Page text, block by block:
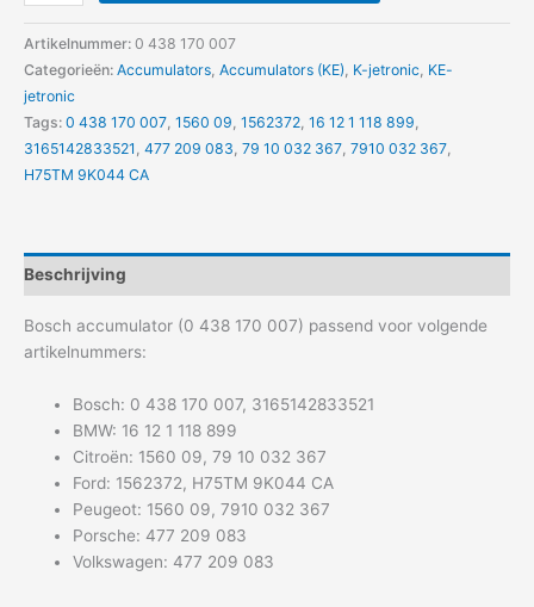
Artikelnummer: 0 438 170 007
Categorieën: Accumulators Accumulators (KE) K-jetronic KE-
jetronic
Tags: 0 438 170 007 1560 09 1562372 16 12 1 118 899
3165142833521 477 209 083 79 10 032 367 7910 032 367
H75TM 9K044 CA
Beschrijving
Bosch accumulator (0 438 170 007) passend voor volgende
artikelnummers:
Bosch: 0 438 170 007, 3165142833521
BMW: 16 12 1 118 899
Citroën: 1560 09, 79 10 032 367
Ford: 1562372, H75TM 9K044 CA
Peugeot: 1560 09, 7910 032 367
Porsche: 477 209 083
Volkswagen: 477 209 083